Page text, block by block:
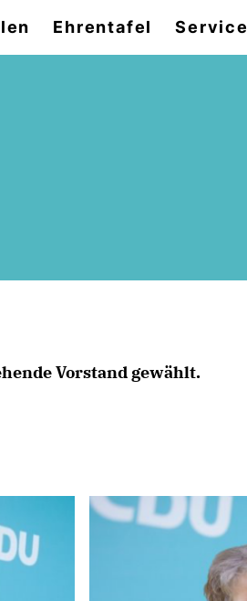
Ehrentafel Service
Vorstand gewählt.